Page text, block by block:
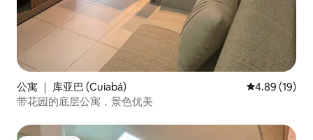
公寓 ｜ 库亚巴 (Cuiabá) 平均评分
4.89 (19)
带花园的底层公寓，景色优美